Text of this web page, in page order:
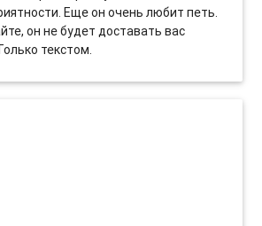
Еще он очень любит петь.
он не будет доставать вас
текстом.